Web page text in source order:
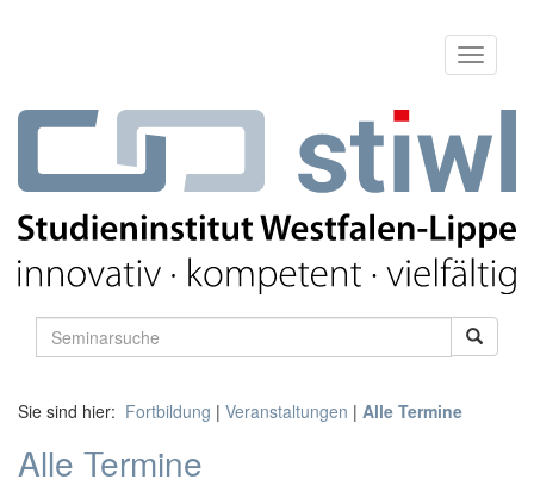
Sie sind hier: Fortbildung | Veranstaltungen | Alle Termine
Alle Termine